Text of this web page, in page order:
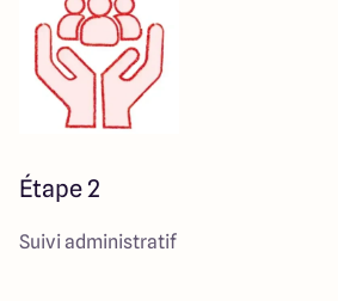
Étape 2
Suivi administratif